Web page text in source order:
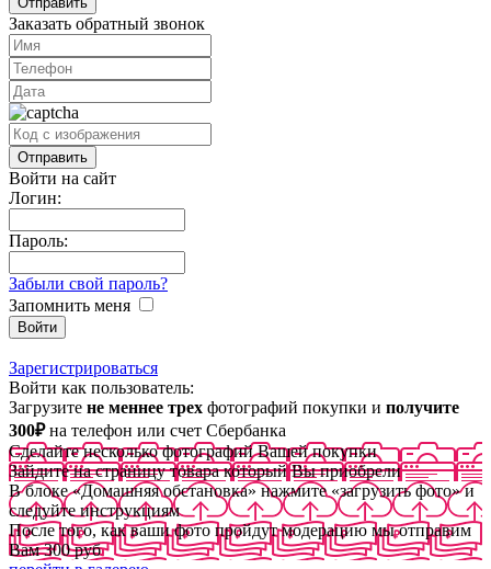
Заказать обратный звонок
Войти на сайт
Логин:
Пароль:
Забыли свой пароль?
Запомнить меня
Зарегистрироваться
Войти как пользователь:
Загрузите не меннее трех фотографий покупки и получите
300₽на телефон или счет Сбербанка
Сделайте несколько фотографий Вашей покупки
Зайдите на страницу товара который Вы приобрели
В блоке «Домашняя обстановка» нажмите «загрузить фото» и
следуйте инструкциям
После того, как ваши фото пройдут модерацию мы отправим
Вам 300 руб